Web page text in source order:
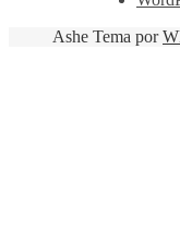
Ashe Tema por